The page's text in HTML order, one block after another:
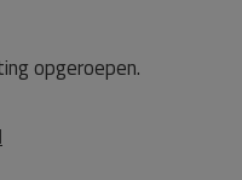
opgeroepen.